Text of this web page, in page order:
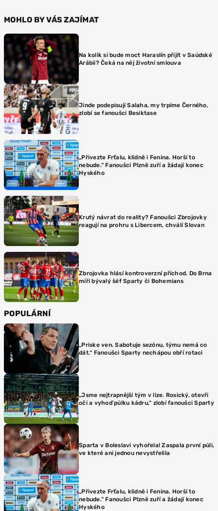
MOHLO BY VÁS ZAJÍMAT
Na kolik si bude moct Haraslín přijít v Saúdské
Arábii? Čeká na něj životní smlouva
Jinde podepisují Salaha, my trpíme Černého,
zlobí se fanoušci Besiktase
„Přivezte Frťalu, klidně i Fenina. Horší to
nebude.“ Fanoušci Plzně zuří a žádají konec
Hyského
Krutý návrat do reality? Fanoušci Zbrojovky
reagují na prohru s Libercem, chválí Slovan
Zbrojovka hlásí kontroverzní příchod. Do Brna
míří bývalý šéf Sparty či Bohemians
POPULÁRNÍ
„Priske ven. Sabotuje sezónu, týmu nemá co
dát.“ Fanoušci Sparty nechápou obří rotaci
„Jsme nejtrapnější tým v lize. Rosický, otevři
oči a vyhoď půlku kádru,“ zlobí fanoušci Sparty
Sparta v Boleslavi vyhořela! Zaspala první půli,
ve které ani jednou nevystřelila
„Přivezte Frťalu, klidně i Fenina. Horší to
nebude.“ Fanoušci Plzně zuří a žádají konec
Hyského